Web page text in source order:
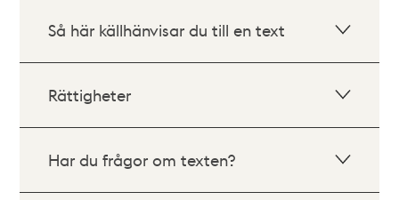
Så här källhänvisar du till en text
Rättigheter
Har du frågor om texten?